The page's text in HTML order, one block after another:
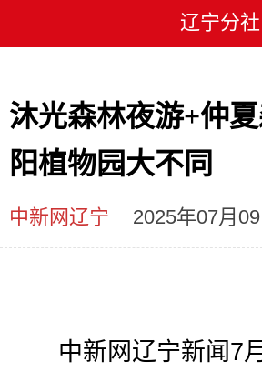
辽宁分社
沐光森林夜游+仲
阳植物园大不同
中新网辽宁 2025年07月
中新网辽宁新闻7月